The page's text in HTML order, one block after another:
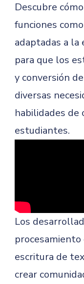
Descubre cómo
funciones
adaptadas a la
para que los
y conversión
diversas
habilidades de
estudiantes.
Los
escritura de
crear